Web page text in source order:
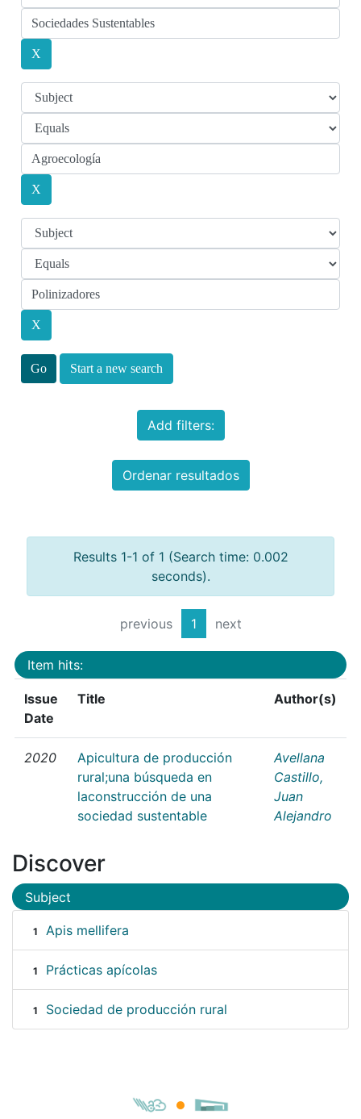
Start a new search
Add filters:
Ordenar resultados
Results 1-1 of 1 (Search time: 0.002
seconds).
previous 1 next
Item hits:
Issue
Date
Title Author(s)
2020
Apicultura de producción
rural;una búsqueda en
laconstrucción de una
sociedad sustentable
Avellana
Castillo,
Juan
Alejandro
Discover
Subject
1 Apis mellifera
1 Prácticas apícolas
1 Sociedad de producción rural